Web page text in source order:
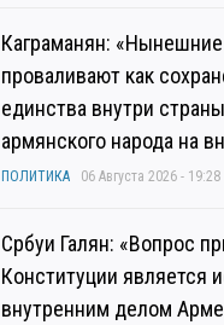
Каграманян:
проваливают как
единства внутри
армянского народа на
ПОЛИТИКА 06 Августа 2026 - 19:28
Србуи Галян: «Вопрос
Конституции является
внутренним делом